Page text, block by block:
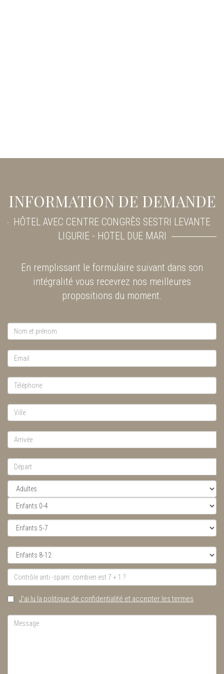
INFORMATION DE DEMANDE
HÔTEL AVEC CENTRE CONGRÈS SESTRI LEVANTE
LIGURIE - HOTEL DUE MARI
En remplissant le formulaire suivant dans son
intégralité vous recevrez nos meilleures
propositions du moment.
J'ai lu la politique de confidentialité et accepter les termes